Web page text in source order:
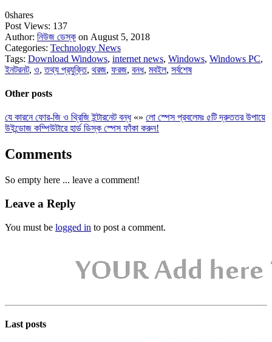
0shares
Post Views: 137
Author: নিউজ ডেস্ক on August 5, 2018
Categories: Technology News
Tags: Download Windows, internet news, Windows, Windows PC,
ইনটরনট, ও,তথ্য প্রযুক্তি, থরজ, ফরজ, বনধ, মবইল, সর্বশেষ
Other posts
যে কারনে ফোর-জি ও থ্রিজি ইন্টারনেট বন্ধ«» লো স্পেস প্রবলেমঃ ৫টি দ্রুততর উপায়ে
উইন্ডোজ কম্পিউটারে হার্ড ডিস্ক স্পেস ফাঁকা করুন!
Comments
So empty here ... leave a comment!
Leave a Reply
You must be logged in to post a comment.
Last posts